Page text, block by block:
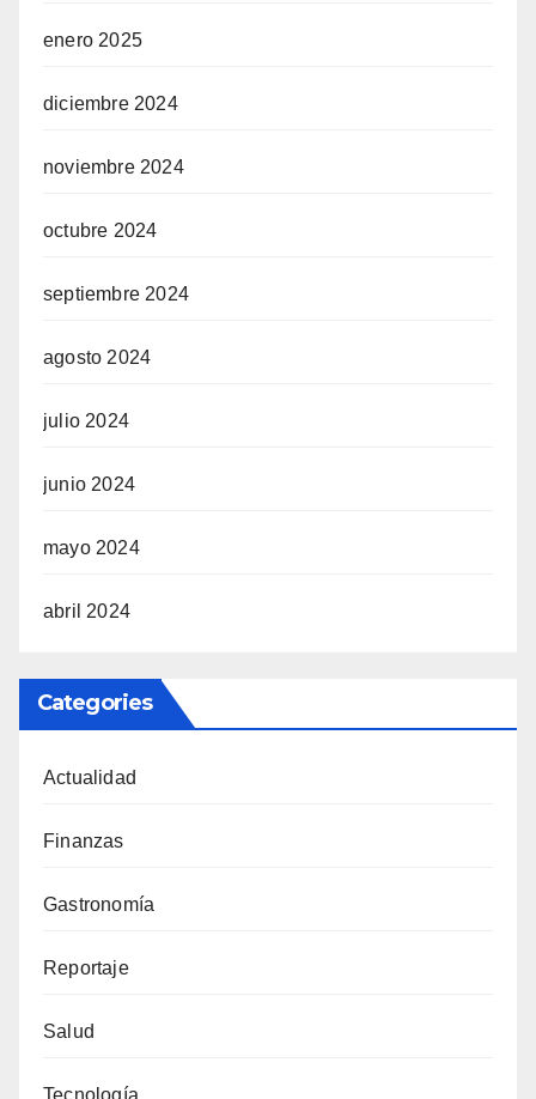
enero 2025
diciembre 2024
noviembre 2024
octubre 2024
septiembre 2024
agosto 2024
julio 2024
junio 2024
mayo 2024
abril 2024
Categories
Actualidad
Finanzas
Gastronomía
Reportaje
Salud